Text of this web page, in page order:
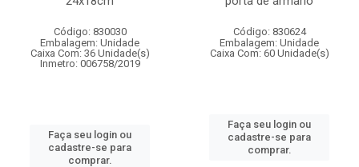
Código: 830030
Embalagem: Unidade
Caixa Com: 36 Unidade(s)
Inmetro: 006758/2019
Faça seu login ou
cadastre-se para
comprar.
Código: 830624
Embalagem: Unidade
Caixa Com: 60 Unidade(s)
Faça seu login ou
cadastre-se para
comprar.